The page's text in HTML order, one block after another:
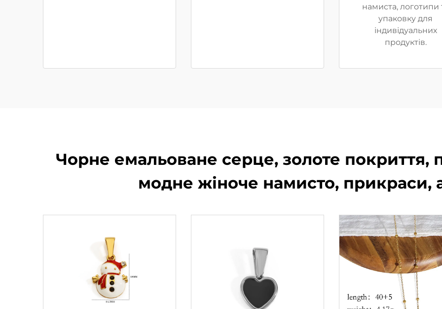
намиста, логотипи
упаковку для
індивідуальних
продуктів.
Чорне емальоване серце, золоте покриття,
модне жіноче намисто, прикраси,